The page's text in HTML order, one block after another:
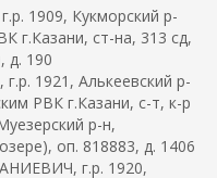
1909, Кукморский р-
г.Казани, ст-на, 313 сд,
д. 190
1921, Алькеевский р-
РВК г.Казани, с-т, к-р
р-н,
оп. 818883, д. 1406
г.р. 1920,